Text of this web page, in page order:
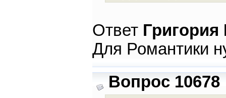
Ответ
Для Романтики
Вопрос 10678